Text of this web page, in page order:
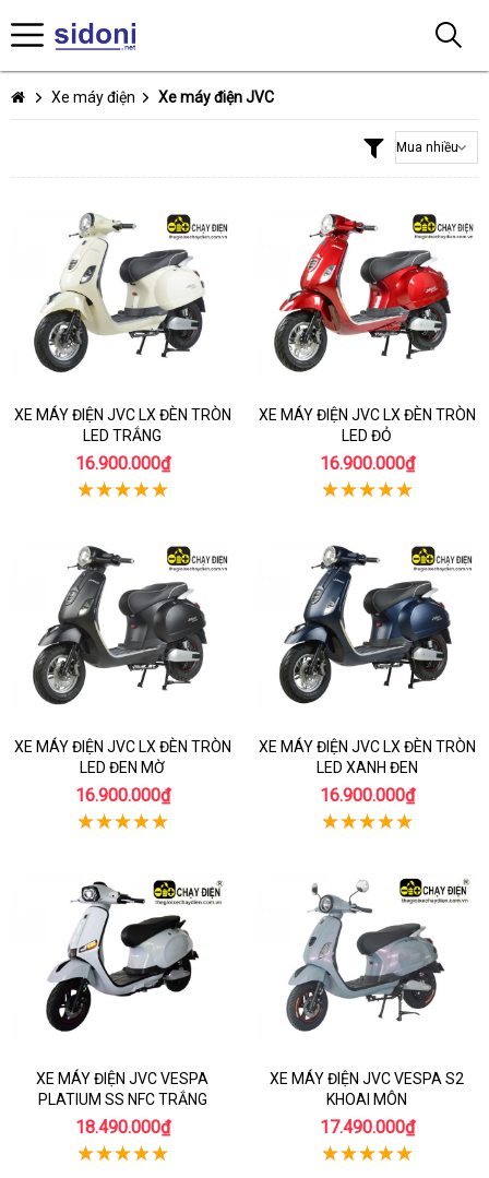
Xe máy điện Xe máy điện JVC
XE MÁY ĐIỆN JVC LX ĐÈN TRÒN
LED TRẮNG
16.900.000₫
XE MÁY ĐIỆN JVC LX ĐÈN TRÒN
LED ĐỎ
16.900.000₫
XE MÁY ĐIỆN JVC LX ĐÈN TRÒN
LED ĐEN MỜ
16.900.000₫
XE MÁY ĐIỆN JVC LX ĐÈN TRÒN
LED XANH ĐEN
16.900.000₫
XE MÁY ĐIỆN JVC VESPA
PLATIUM SS NFC TRẮNG
18.490.000₫
XE MÁY ĐIỆN JVC VESPA S2
KHOAI MÔN
17.490.000₫